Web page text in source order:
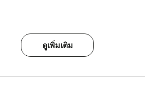
ดูเพิ่มเติม